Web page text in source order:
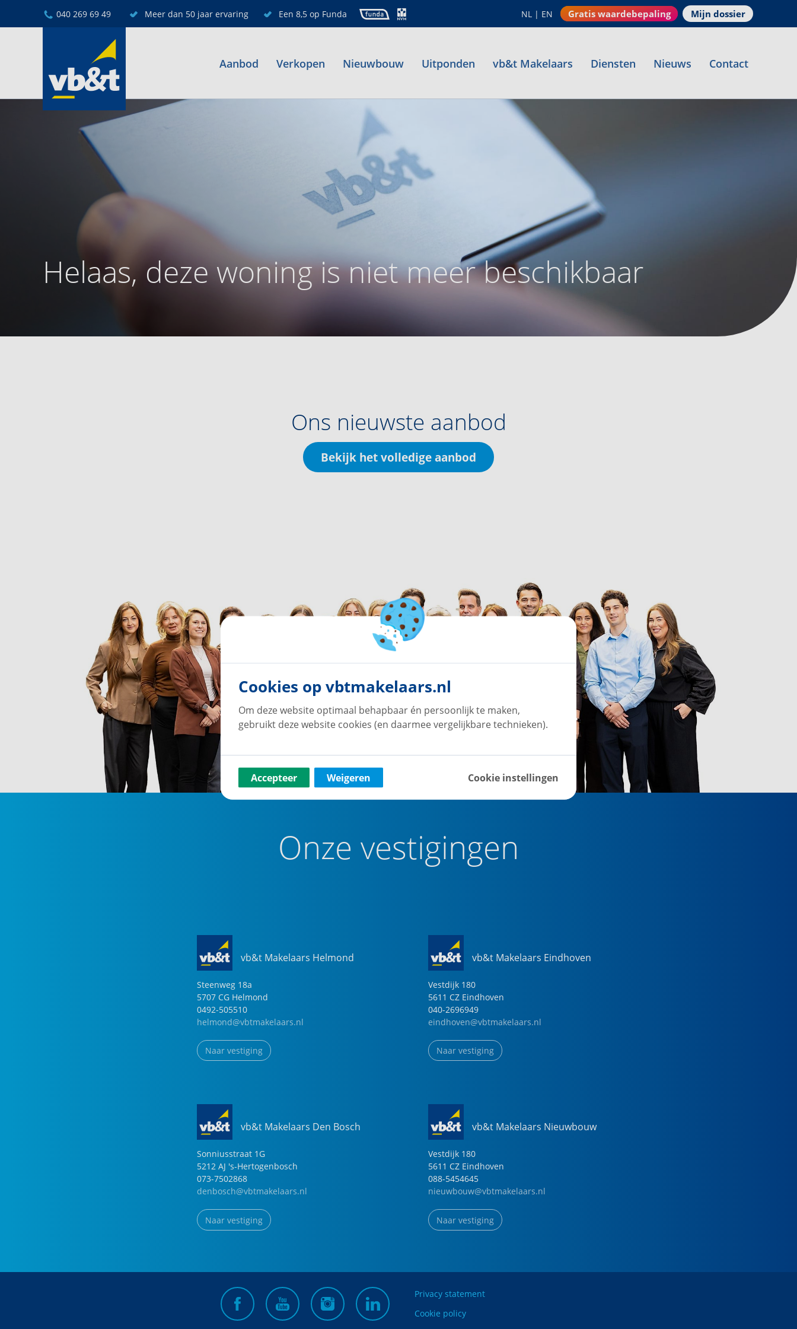
040 269 69 49 Meer dan 50 jaar ervaring Een 8,5 op Funda NL | EN Gratis waardebepaling Mijn dossier
Aanbod Verkopen Nieuwbouw Uitponden vb&t Makelaars Diensten Nieuws Contact
Helaas, deze woning is niet meer beschikbaar
Ons nieuwste aanbod
Bekijk het volledige aanbod
Onze vestigingen
vb&t Makelaars Helmond
Steenweg 18a
5707 CG Helmond
0492-505510
helmond@vbtmakelaars.nl
Naar vestiging
vb&t Makelaars Eindhoven
Vestdijk 180
5611 CZ Eindhoven
040-2696949
eindhoven@vbtmakelaars.nl
Naar vestiging
vb&t Makelaars Den Bosch
Sonniusstraat 1G
5212 AJ 's-Hertogenbosch
073-7502868
denbosch@vbtmakelaars.nl
Naar vestiging
vb&t Makelaars Nieuwbouw
Vestdijk 180
5611 CZ Eindhoven
088-5454645
nieuwbouw@vbtmakelaars.nl
Naar vestiging
Privacy statement
Cookie policy
Cookies op vbtmakelaars.nl
Om deze website optimaal behapbaar én persoonlijk te maken,
gebruikt deze website cookies (en daarmee vergelijkbare technieken).
Accepteer Weigeren Cookie instellingen